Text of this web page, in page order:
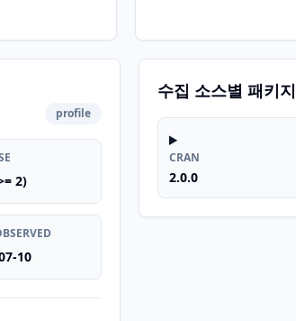
profile
2)
10
수집 소스별 패키
CRAN
2.0.0